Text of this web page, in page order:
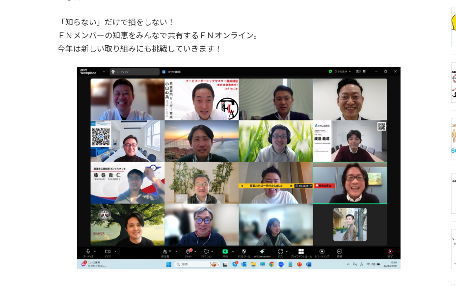
「知らない」だけで損をしない！
ＦＮメンバーの知恵をみんなで共有するＦＮオンライン。
今年は新しい取り組みにも挑戦していきます！